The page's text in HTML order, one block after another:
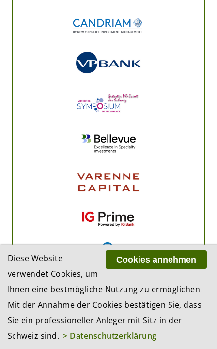
Cookies annehmen
Diese Website
verwendet Cookies, um
Ihnen eine bestmögliche Nutzung zu ermöglichen.
Mit der Annahme der Cookies bestätigen Sie, dass
Sie ein professioneller Anleger mit Sitz in der
Schweiz sind. > Datenschutzerklärung